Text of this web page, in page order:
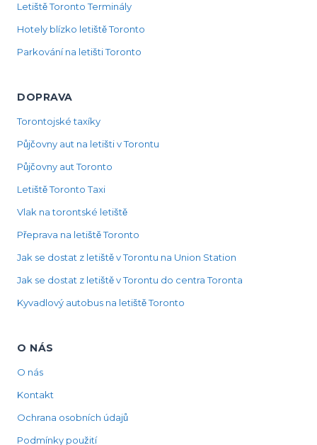
Letiště Toronto Terminály
Hotely blízko letiště Toronto
Parkování na letišti Toronto
DOPRAVA
Torontojské taxíky
Půjčovny aut na letišti v Torontu
Půjčovny aut Toronto
Letiště Toronto Taxi
Vlak na torontské letiště
Přeprava na letiště Toronto
Jak se dostat z letiště v Torontu na Union Station
Jak se dostat z letiště v Torontu do centra Toronta
Kyvadlový autobus na letiště Toronto
O NÁS
O nás
Kontakt
Ochrana osobních údajů
Podmínky použití